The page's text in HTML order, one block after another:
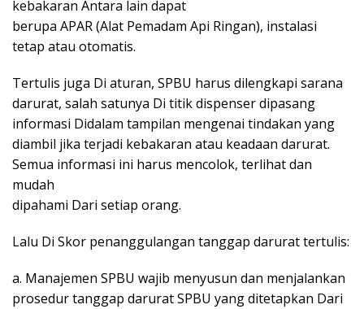
kebakaran Antara lain dapat
berupa APAR (Alat Pemadam Api Ringan), instalasi
tetap atau otomatis.
Tertulis juga Di aturan, SPBU harus dilengkapi sarana
darurat, salah satunya Di titik dispenser dipasang
informasi Didalam tampilan mengenai tindakan yang
diambil jika terjadi kebakaran atau keadaan darurat.
Semua informasi ini harus mencolok, terlihat dan
mudah
dipahami Dari setiap orang.
Lalu Di Skor penanggulangan tanggap darurat tertulis:
a. Manajemen SPBU wajib menyusun dan menjalankan
prosedur tanggap darurat SPBU yang ditetapkan Dari